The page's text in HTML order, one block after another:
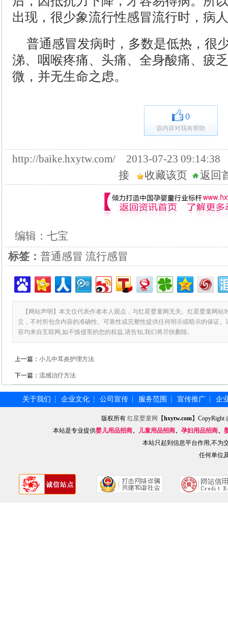
出现，很少象流行性感冒流行时，病
普通感冒发病时，多数是低热，很
涕、咽喉疼痛、头痛、全身酸痛、疲
微，并无生命之虑。
0
该内容对我有帮助
http://baike.hxytw.com/ 2013-07-23
接
收藏该页 返回
编辑：七宝
标签： 普通感冒 流行感冒
【网站声明】本文仅代表作者本人观点，与红星婴童网无关。红星婴童网站
立，不对所包含内容的准确性、可靠性或完整性提供任何明示或暗示的保证
容均来自互联网,如不慎侵害的您的权益,请告知,我们将尽快删除。
上一篇： 小儿中耳炎护理方法
下一篇： 流感治疗方法
关于我们 ┆ 企业文化 ┆ 公司宣传 ┆ 服务范围 ┆ 宣传推广 ┆ 企
版权所有 红星婴童网 【hxytw.com】CopyRight
本站是专业提供婴儿用品招商、 儿童用品招商、 孕妇用品招商、
本站只起到信息平台作用,不为
任何单位